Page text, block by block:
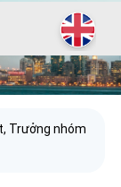
Trưởng nhóm